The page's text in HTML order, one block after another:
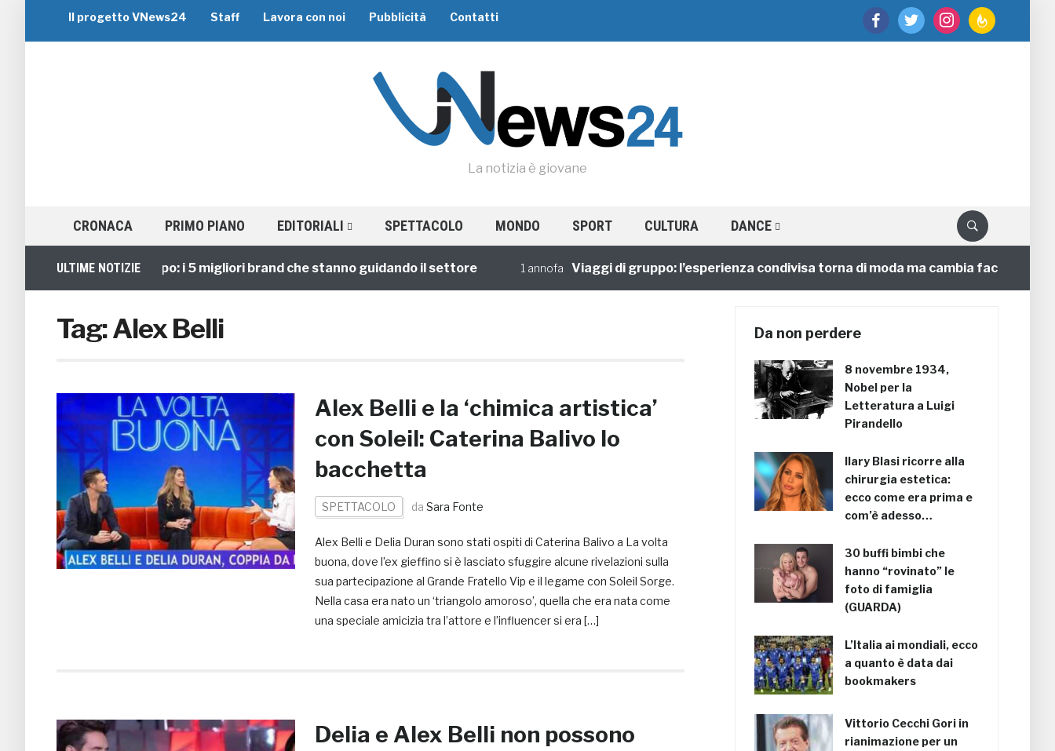
facebooktwitter instagramfeedburner
Il progetto VNews24 Staff Lavora con noi Pubblicità Contatti
La notizia è giovane
CRONACA PRIMO PIANO EDITORIALI SPETTACOLO MONDO SPORT CULTURA DANCE
ULTIME NOTIZIE
Viaggi di Gruppo: i 5 migliori brand che stanno guidando il settore 1 annofa Viaggi di gruppo: l’esperienza condivisa torna di moda ma cambia faccia
Tag:Alex Belli
Alex Belli e la ‘chimica artistica’
con Soleil: Caterina Balivo lo
bacchetta
SPETTACOLO da Sara Fonte
Alex Belli e Delia Duran sono stati ospiti di Caterina Balivo a La volta
buona, dove l’ex gieffino si è lasciato sfuggire alcune rivelazioni sulla
sua partecipazione al Grande Fratello Vip e il legame con Soleil Sorge.
Nella casa era nato un ‘triangolo amoroso’, quella che era nata come
una speciale amicizia tra l’attore e l’influencer si era […]
Delia e Alex Belli non possono
Da non perdere
8 novembre 1934,
Nobel per la
Letteratura a Luigi
Pirandello
Ilary Blasi ricorre alla
chirurgia estetica:
ecco come era prima e
com’è adesso…
30 buffi bimbi che
hanno “rovinato” le
foto di famiglia
(GUARDA)
L’Italia ai mondiali, ecco
a quanto è data dai
bookmakers
Vittorio Cecchi Gori in
rianimazione per un